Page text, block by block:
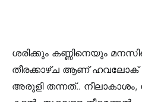
ശരിക്കും കണ്ണിനെയും
തീരക്കാഴ്ച ആണ് ഹവലോക്
അരുളി തന്നത്..